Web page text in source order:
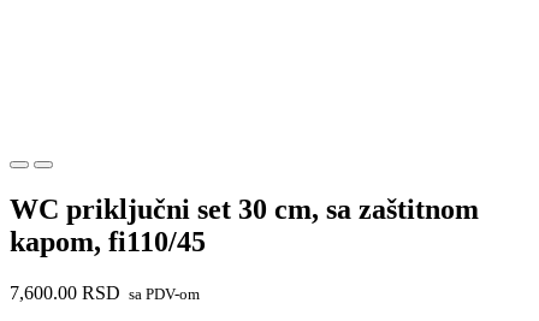
WC priključni set 30 cm, sa zaštitnom
kapom, fi110/45
7,600.00 RSD sa PDV-om